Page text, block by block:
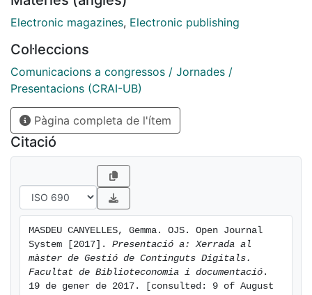
Electronic magazines, Electronic publishing
Col·leccions
Comunicacions a congressos / Jornades /
Presentacions (CRAI-UB)
Pàgina completa de l'ítem
Citació
MASDEU CANYELLES, Gemma. OJS. Open Journal
System [2017]. Presentació a: Xerrada al
màster de Gestió de Continguts Digitals.
Facultat de Biblioteconomia i documentació .
19 de gener de 2017. [consulted: 9 of August